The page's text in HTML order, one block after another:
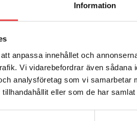
Information
anpassa innehållet och
Vi vidarebefordrar även sådana
analysföretag som vi
eller som de har